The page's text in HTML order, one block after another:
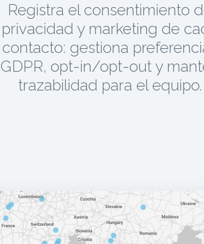
Registra el consentimiento
privacidad y marketing de
contacto: gestiona
GDPR, opt-in/opt-out y
trazabilidad para el equipo.